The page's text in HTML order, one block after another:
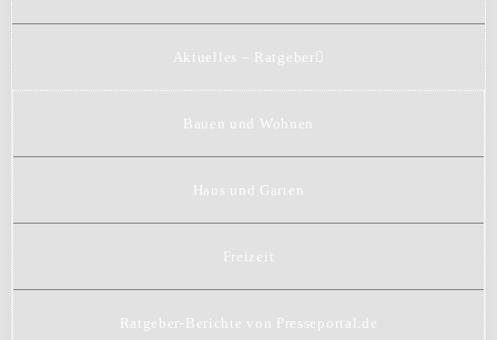
Aktuelles – Ratgeber
Bauen und Wohnen
Haus und Garten
Freizeit
Ratgeber-Berichte von Presseportal.de